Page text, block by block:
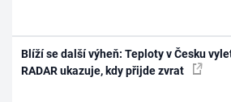
Blíží se další výheň: Teploty v Česku
RADAR ukazuje, kdy přijde zvrat